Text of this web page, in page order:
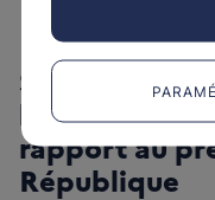
Stratégie
les cancers
rapport au
République